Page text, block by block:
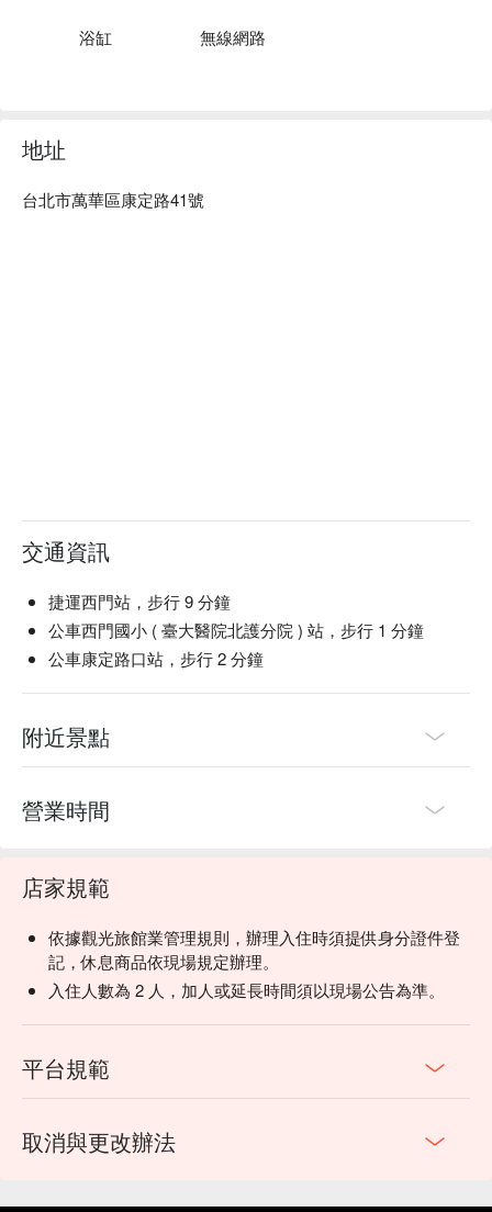
浴缸 無線網路
地址
台北市萬華區康定路41號
交通資訊
捷運西門站，步行 9 分鐘
公車西門國小 ( 臺大醫院北護分院 ) 站，步行 1 分鐘
公車康定路口站，步行 2 分鐘
附近景點
營業時間
店家規範
依據觀光旅館業管理規則，辦理入住時須提供身分證件登
記，休息商品依現場規定辦理。
入住人數為 2 人，加人或延長時間須以現場公告為準。
平台規範
取消與更改辦法